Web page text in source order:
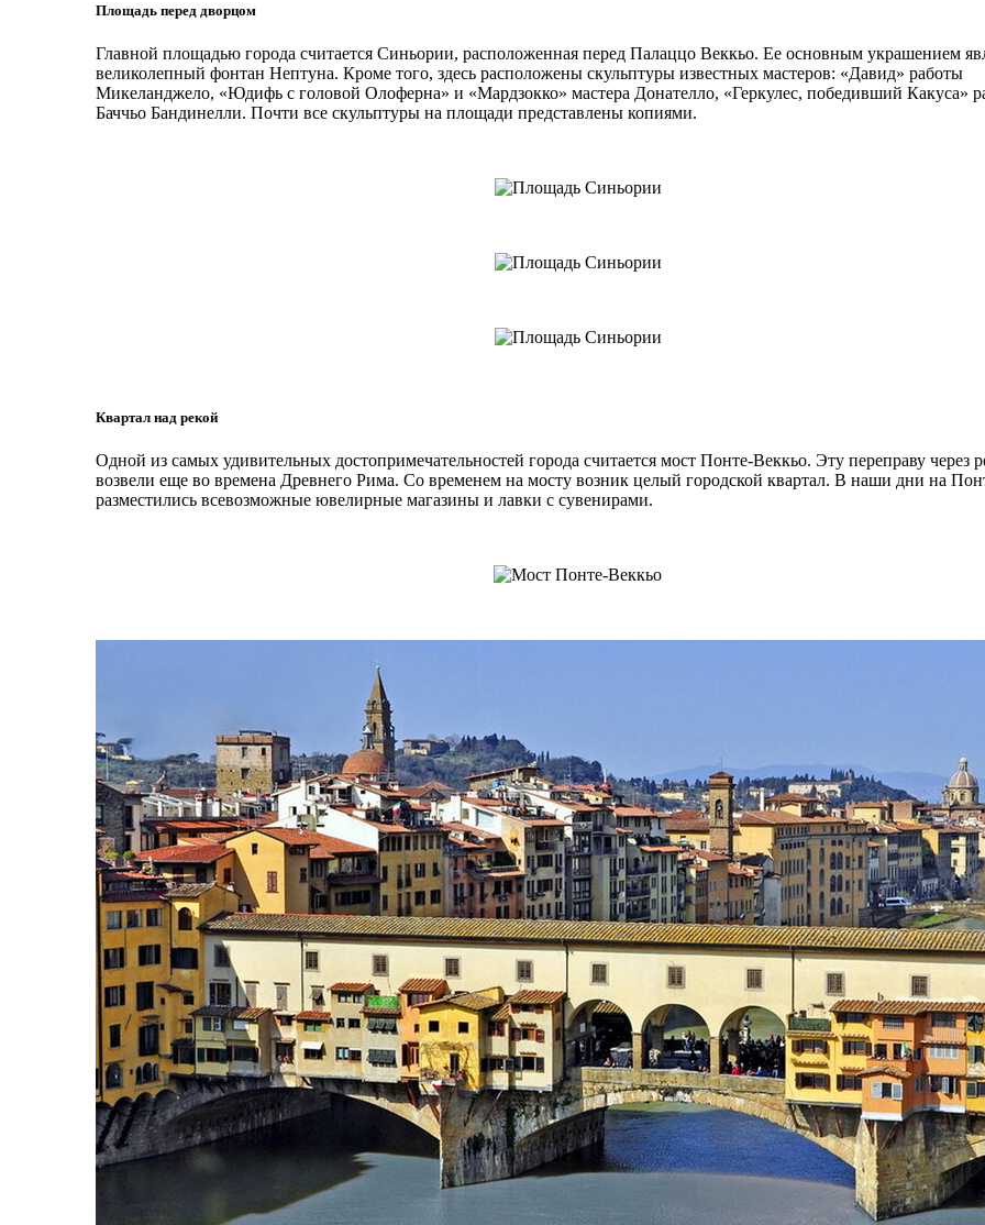
Площадь перед дворцом
Главной площадью города считается Синьории, расположенная перед Палаццо Веккьо. Ее основным украшением
великолепный фонтан Нептуна. Кроме того, здесь расположены скульптуры известных мастеров: «Давид» работы
Микеланджело, «Юдифь с головой Олоферна» и «Мардзокко» мастера Донателло, «Геркулес, победивший Какуса»
Баччьо Бандинелли. Почти все скульптуры на площади представлены копиями.
Квартал над рекой
Одной из самых удивительных достопримечательностей города считается мост Понте-Веккьо. Эту переправу через
возвели еще во времена Древнего Рима. Со временем на мосту возник целый городской квартал. В наши дни на
разместились всевозможные ювелирные магазины и лавки с сувенирами.